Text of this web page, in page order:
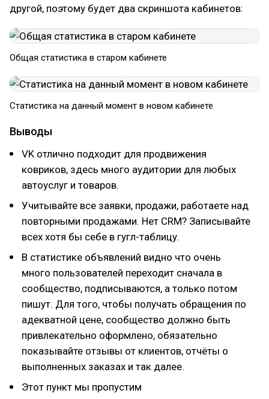
другой, поэтому будет два скриншота кабинетов:
Общая статистика в старом кабинете
Статистика на данный момент в новом кабинете
Выводы
VK отлично подходит для продвижения
ковриков, здесь много аудитории для любых
автоуслуг и товаров.
Учитывайте все заявки, продажи, работаете над
повторными продажами. Нет CRM? Записывайте
всех хотя бы себе в гугл-таблицу.
В статистике объявлений видно что очень
много пользователей переходит сначала в
сообщество, подписываются, а только потом
пишут. Для того, чтобы получать обращения по
адекватной цене, сообщество должно быть
привлекательно оформлено, обязательно
показывайте отзывы от клиентов, отчёты о
выполненных заказах и так далее.
Этот пункт мы пропустим